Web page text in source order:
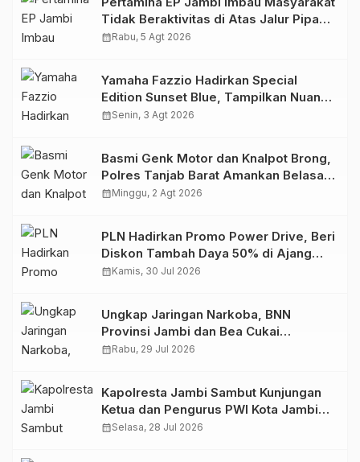
Tidak Beraktivitas di Atas Jalur Pipa
Migas Demi Keselamatan Bersama
calendar_monthRabu, 5 Agt 2026
Yamaha Fazzio Hadirkan Special
Edition Sunset Blue, Tampilkan Nuansa
Retro Summer yang Semakin Skena
calendar_monthSenin, 3 Agt 2026
Basmi Genk Motor dan Knalpot Brong,
Polres Tanjab Barat Amankan Belasan
Kendaraan
calendar_monthMinggu, 2 Agt 2026
PLN Hadirkan Promo Power Drive, Beri
Diskon Tambah Daya 50% di Ajang
GIIAS 2026
calendar_monthKamis, 30 Jul 2026
Ungkap Jaringan Narkoba, BNN
Provinsi Jambi dan Bea Cukai
Amankan Sembilan Pelaku beserta
calendar_monthRabu, 29 Jul 2026
Kapolresta Jambi Sambut Kunjungan
Ketua dan Pengurus PWI Kota Jambi
Perkuat Sinergi dan Kolaborasi
calendar_monthSelasa, 28 Jul 2026